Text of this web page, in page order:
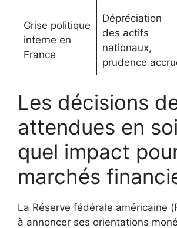
Crise politique
interne en
France
Dépréciation
des actifs
nationaux,
prudence
Les décisions
attendues en
quel impact
marchés
La Réserve fédérale américaine
à annoncer ses orientations